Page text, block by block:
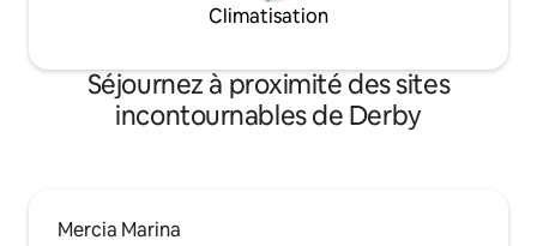
Climatisation
Séjournez à proximité des sites
incontournables de Derby
Mercia Marina